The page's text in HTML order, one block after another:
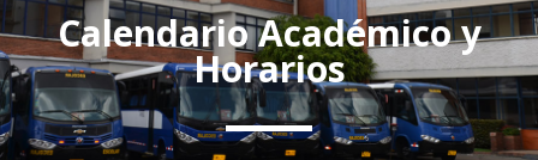
Calendario Académico y
Horarios